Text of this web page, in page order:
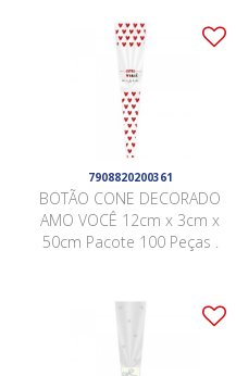
7908820200361
BOTÃO CONE DECORADO
AMO VOCÊ 12cm x 3cm x
50cm Pacote 100 Peças .